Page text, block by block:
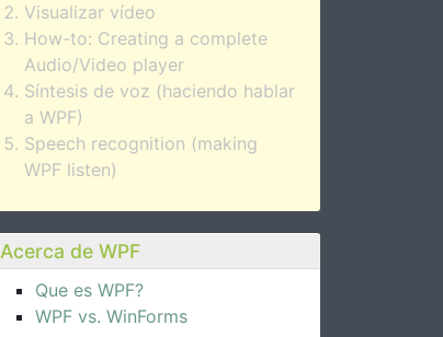
Visualizar vídeo
How-to: Creating a complete
Audio/Video player
Síntesis de voz (haciendo hablar
a WPF)
Speech recognition (making
WPF listen)
Acerca de WPF
Que es WPF?
WPF vs. WinForms